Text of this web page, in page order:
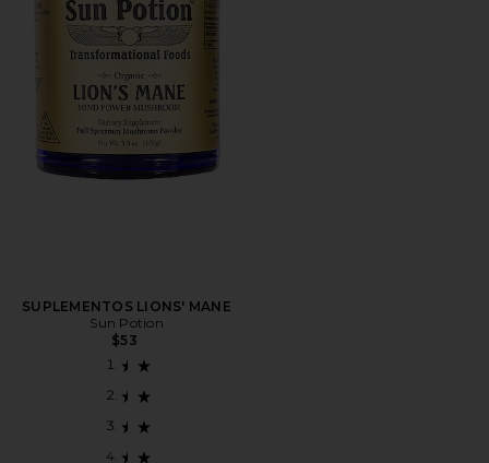
SUPLEMENTOS LIONS' MANE
Sun Potion
$53